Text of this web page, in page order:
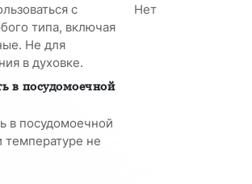
с
типа, включая
Не для
в духовке.
Нет
в посудомоечной
в посудомоечной
не